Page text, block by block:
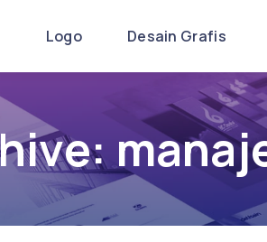
Logo Desain Grafis